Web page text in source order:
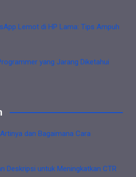
Lemot di HP Lama: Tips Ampuh
yang Jarang Diketahui
dan Bagaimana Cara
Deskripsi untuk Meningkatkan CTR